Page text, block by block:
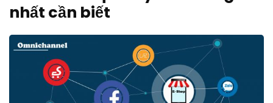
nhất cần biết